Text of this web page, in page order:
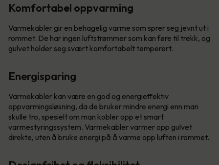
Komfortabel oppvarming
Varmekabler gir en behagelig varme som sprer seg jevnt ut i
rommet. De har ingen luftstrømmer som kan føre til trekk, og
gulvet holder seg svært komfortabelt temperert.
Energisparing
Varmekabler kan være en god og energieffektiv
oppvarmingsløsning, da de bruker mindre energi enn man
skulle tro, spesielt om man kobler opp et smart
varmestyringssystem. Varmekabler varmer opp gulvet
direkte, uten å bruke energi på å varme opp luften i rommet.